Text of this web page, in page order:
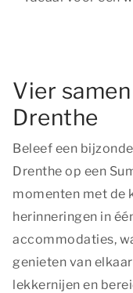
Vier
Drenthe
Beleef een
Drenthe op een
momenten met de
herinneringen in
accommodaties,
genieten van
lekkernijen en